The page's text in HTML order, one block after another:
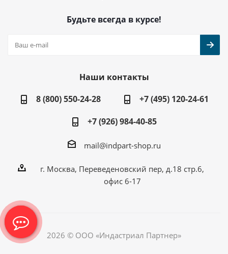
Будьте всегда в курсе!
Наши контакты
8 (800) 550-24-28
+7 (495) 120-24-61
+7 (926) 984-40-85
mail@indpart-shop.ru
г. Москва, Переведеновский пер, д.18 стр.6,
офис 6-17
2026 © ООО «Индастриал Партнер»